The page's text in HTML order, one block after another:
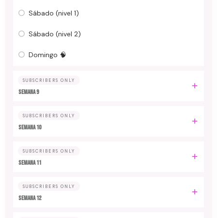
Sábado (nivel 1)
Sábado (nivel 2)
Domingo 🧠
SUBSCRIBERS ONLY
Semana 9
SUBSCRIBERS ONLY
Semana 10
SUBSCRIBERS ONLY
Semana 11
SUBSCRIBERS ONLY
Semana 12